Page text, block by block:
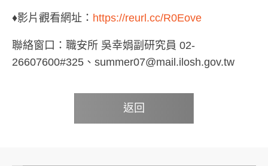
♦影片觀看網址： https://reurl.cc/R0Eove
聯絡窗口：職安所 吳幸娟副研究員 02-
26607600#325、summer07@mail.ilosh.gov.tw
返回